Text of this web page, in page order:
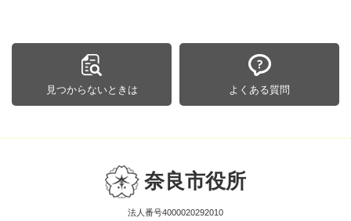
見つからないときは よくある質問
奈良市役所
法人番号4000020292010